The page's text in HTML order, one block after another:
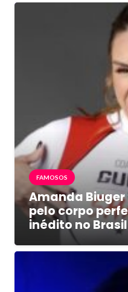
FAMOSOS
Amanda
pelo corpo
inédito no Brasil